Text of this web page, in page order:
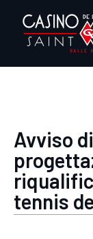
contenuto
PRESS ROOM
EVENTI
Avviso
tennis